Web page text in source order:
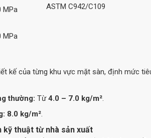
MPa
MPa
ASTM C942/C109
kế của từng khu vực mặt sàn, định mức
thường: Từ4.0 – 7.0 kg/m².
8.0 kg/m².
kỹ thuật từ nhà sản xuất